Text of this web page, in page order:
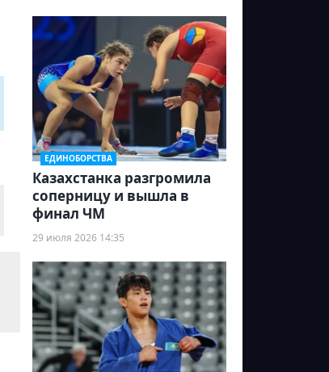
ЕДИНОБОРСТВА
Казахстанка разгромила
соперницу и вышла в
финал ЧМ
29 июля 2026 14:35